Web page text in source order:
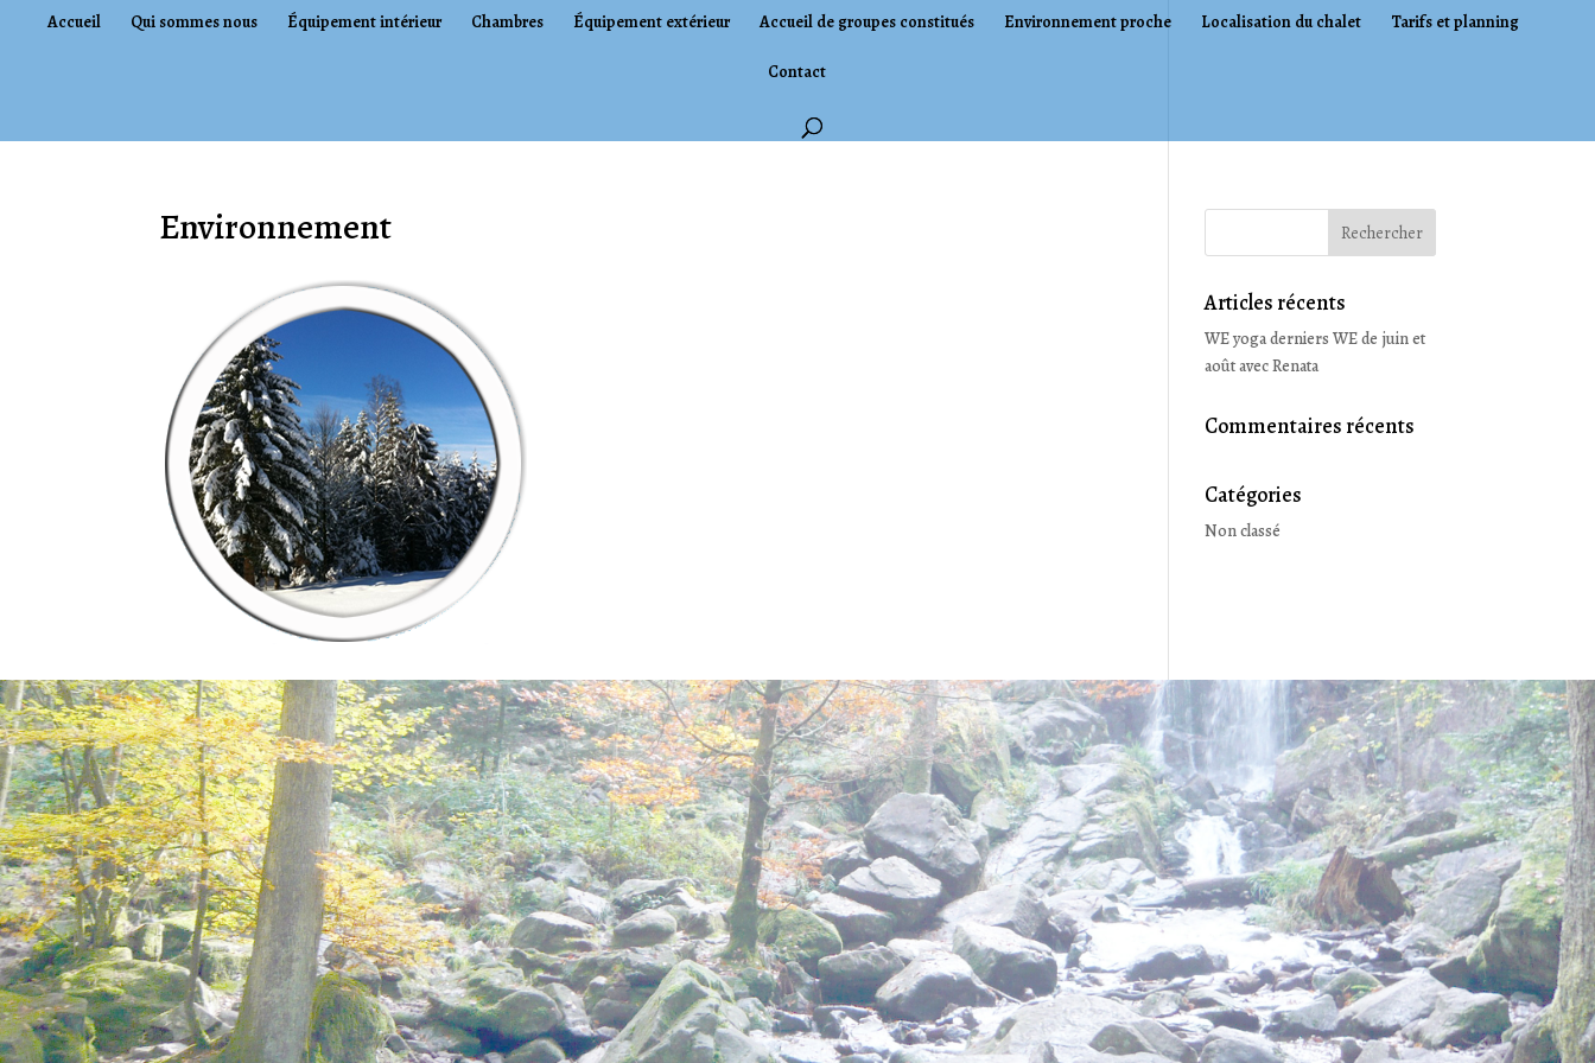
Accueil Qui sommes nous Équipement intérieur Chambres Équipement extérieur Accueil de groupes constitués Environnement proche Localisation du chalet Tarifs et planning
Contact
Environnement
Articles récents
WE yoga derniers WE de juin et
août avec Renata
Commentaires récents
Catégories
Non classé